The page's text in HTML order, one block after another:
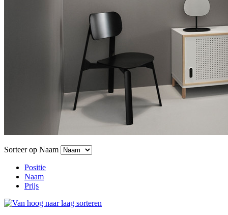
Sorteer op Naam
Positie
Naam
Prijs